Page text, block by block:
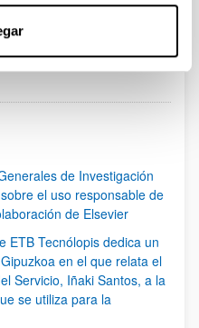
Use TAB para desplazarse.
de Investigación
el uso responsable de
de Elsevier
ETB Tecnólopis dedica un
en el que relata el
Servicio, Iñaki Santos, a la
se utiliza para la